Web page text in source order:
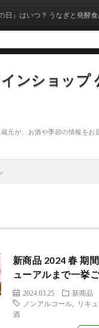
ンショップ
元が、お酒や季節の情報をお
はいつ？ うなぎと発酵食品の
新商品 2024 春 期
ューアルまで一挙
2024.03.25
新商品
ノンアルコール, リキ
酒